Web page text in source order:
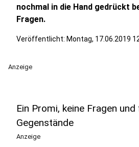
nochmal in die Hand gedrückt
Fragen.
Veröffentlicht: Montag, 17.06.2019
Anzeige
Ein Promi, keine Fragen
Gegenstände
Anzeige